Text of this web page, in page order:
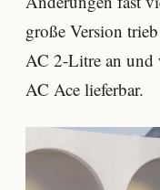
große Version
AC 2-Litre an und
AC Ace lieferbar.